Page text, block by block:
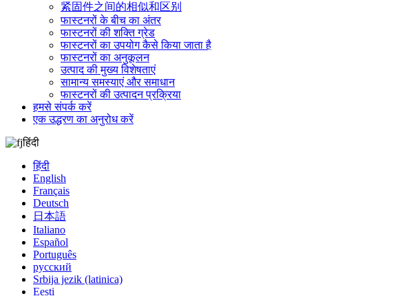
紧固件之间的相似和区别
फास्टनरों के बीच का अंतर
फास्टनरों की शक्ति ग्रेड
फास्टनरों का उपयोग कैसे किया जाता है
फास्टनरों का अनुकूलन
उत्पाद की मुख्य विशेषताएं
सामान्य समस्याएं और समाधान
फास्टनरों की उत्पादन प्रक्रिया
हमसे संपर्क करें
एक उद्धरण का अनुरोध करें
हिंदी
हिंदी
English
Français
Deutsch
日本語
Italiano
Español
Português
русский
Srbija jezik (latinica)
Eesti